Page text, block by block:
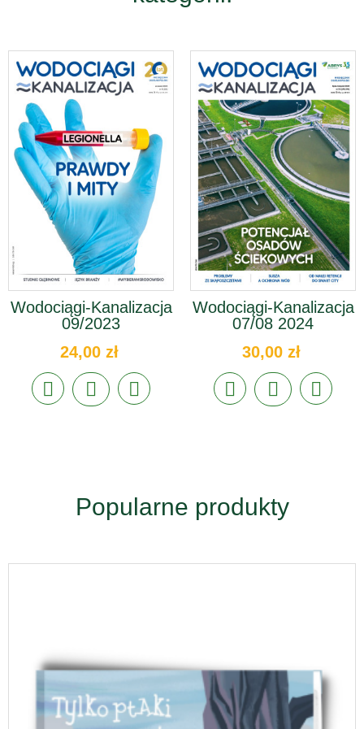
Wodociągi-Kanalizacja
09/2023
24,00 zł
Wodociągi-Kanalizacja
07/08 2024
30,00 zł
Popularne produkty